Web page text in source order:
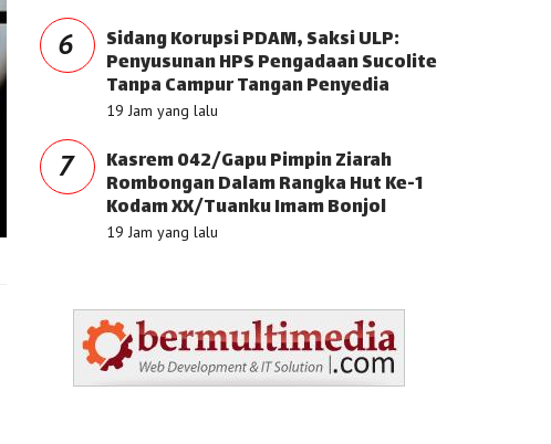
6 Sidang Korupsi PDAM, Saksi ULP:
Penyusunan HPS Pengadaan Sucolite
Tanpa Campur Tangan Penyedia
19 Jam yang lalu
7 Kasrem 042/Gapu Pimpin Ziarah
Rombongan Dalam Rangka Hut Ke-1
Kodam XX/Tuanku Imam Bonjol
19 Jam yang lalu